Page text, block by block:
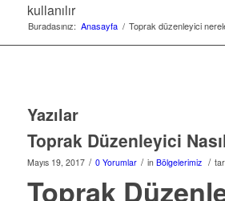
kullanılır
Buradasınız: Anasayfa / Toprak düzenleyici
Yazılar
Toprak Düzenleyici
Mayıs 19, 2017 / 0 Yorumlar / in Bölgelerimiz /
Toprak